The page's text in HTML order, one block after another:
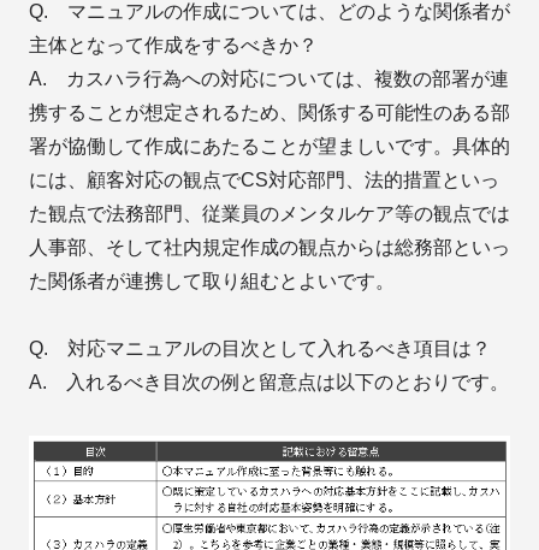
Q. マニュアルの作成については、どのような関係者が
主体となって作成をするべきか？
A. カスハラ行為への対応については、複数の部署が連
携することが想定されるため、関係する可能性のある部
署が協働して作成にあたることが望ましいです。具体的
には、顧客対応の観点でCS対応部門、法的措置といっ
た観点で法務部門、従業員のメンタルケア等の観点では
人事部、そして社内規定作成の観点からは総務部といっ
た関係者が連携して取り組むとよいです。
Q. 対応マニュアルの目次として入れるべき項目は？
A. 入れるべき目次の例と留意点は以下のとおりです。